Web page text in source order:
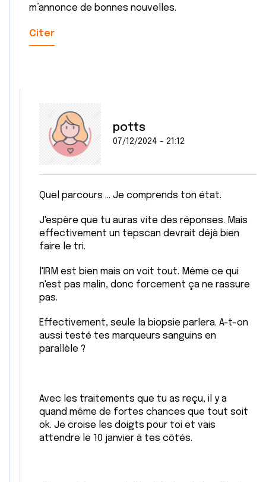
m’annonce de bonnes nouvelles.
Citer
potts
07/12/2024 - 21:12
Quel parcours ... Je comprends ton état.
J'espère que tu auras vite des réponses. Mais
effectivement un tepscan devrait déjà bien
faire le tri.
l'IRM est bien mais on voit tout. Même ce qui
n'est pas malin, donc forcement ça ne rassure
pas.
Effectivement, seule la biopsie parlera. A-t-on
aussi testé tes marqueurs sanguins en
parallèle ?
Avec les traitements que tu as reçu, il y a
quand même de fortes chances que tout soit
ok. Je croise les doigts pour toi et vais
attendre le 10 janvier à tes côtés.